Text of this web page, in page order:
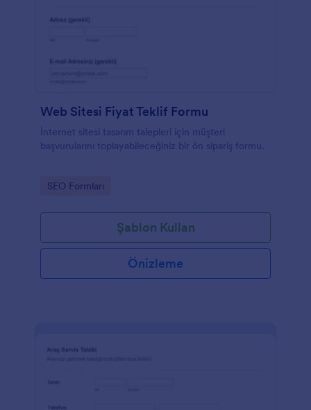
Web Sitesi Fiyat Teklif Formu
İnternet sitesi tasarım talepleri için müşteri
başvurularını toplayabileceğiniz bir ön sipariş formu.
Go to Category:
SEO Formları
Şablon Kullan
Önizleme